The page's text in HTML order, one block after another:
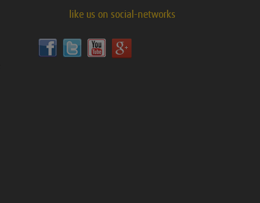
like us on social-networks